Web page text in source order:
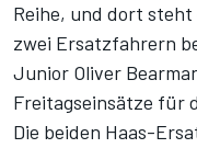
Reihe, und dort steht
zwei Ersatzfahrern
Junior Oliver
Freitagseinsätze für
Die beiden Haas-